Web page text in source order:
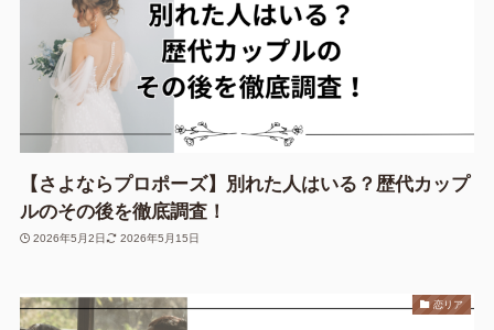
【さよならプロポーズ】別れた人はいる？歴代カップ
ルのその後を徹底調査！
2026年5月2日 2026年5月15日
恋リア